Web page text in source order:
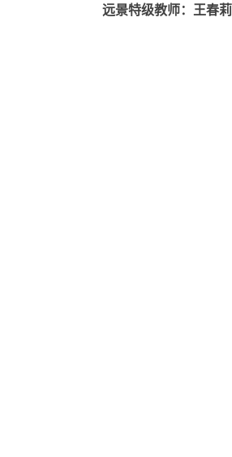
远景特级教师：王春莉